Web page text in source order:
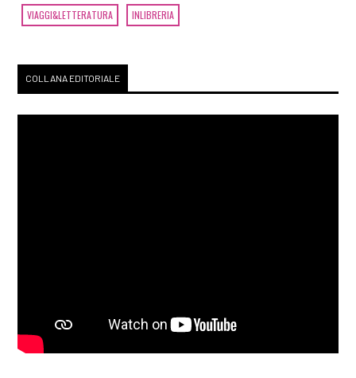
VIAGGI&LETTERATURA INLIBRERIA
COLLANA EDITORIALE